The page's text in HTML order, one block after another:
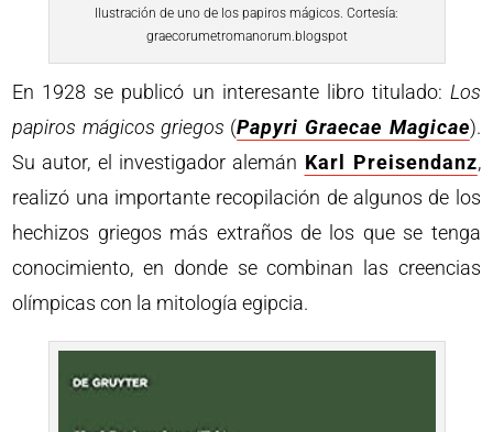
Ilustración de uno de los papiros mágicos. Cortesía:
graecorumetromanorum.blogspot
En 1928 se publicó un interesante libro titulado: Los
papiros mágicos griegos (Papyri Graecae Magicae).
Su autor, el investigador alemán Karl Preisendanz,
realizó una importante recopilación de algunos de los
hechizos griegos más extraños de los que se tenga
conocimiento, en donde se combinan las creencias
olímpicas con la mitología egipcia.